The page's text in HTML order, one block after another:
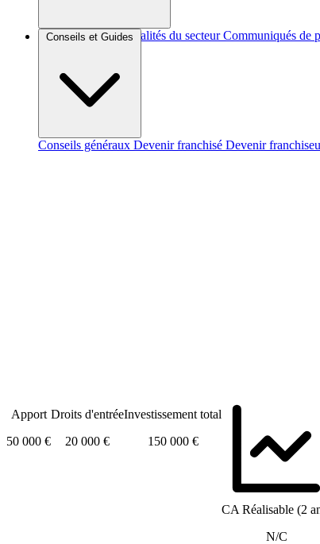
Brèves et actus Actualités du secteur Communiqués de
Conseils et Guides
Conseils généraux Devenir franchisé Devenir
Apport
50 000 €
Droits d'entrée
20 000 €
Investissement total
150 000 €
CA Réalisable (2
N/C